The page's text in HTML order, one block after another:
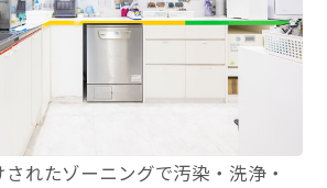
れたゾーニングで汚染・洗浄・